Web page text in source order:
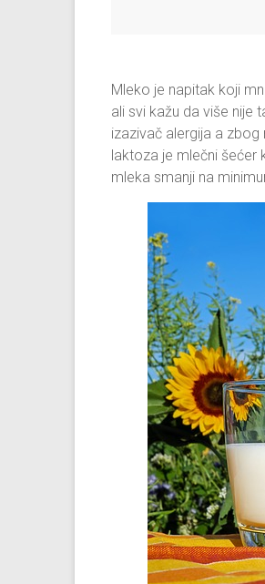
Mleko je napitak koji
ali svi kažu da više nije
izazivač alergija a
laktoza je mlečni šećer
mleka smanji na